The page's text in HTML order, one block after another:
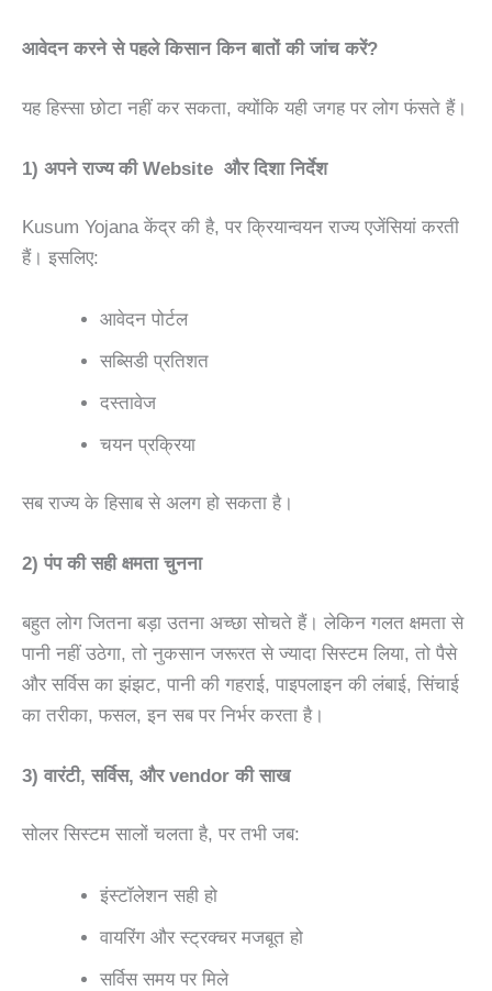
आवेदन करने से पहले किसान किन बातों की जांच करें?
यह हिस्सा छोटा नहीं कर सकता, क्योंकि यही जगह पर लोग फंसते हैं।
1) अपने राज्य की Website और दिशा निर्देश
Kusum Yojana केंद्र की है, पर क्रियान्वयन राज्य एजेंसियां करती
हैं। इसलिए:
आवेदन पोर्टल
सब्सिडी प्रतिशत
दस्तावेज
चयन प्रक्रिया
सब राज्य के हिसाब से अलग हो सकता है।
2) पंप की सही क्षमता चुनना
बहुत लोग जितना बड़ा उतना अच्छा सोचते हैं। लेकिन गलत क्षमता से
पानी नहीं उठेगा, तो नुकसान जरूरत से ज्यादा सिस्टम लिया, तो पैसे
और सर्विस का झंझट, पानी की गहराई, पाइपलाइन की लंबाई, सिंचाई
का तरीका, फसल, इन सब पर निर्भर करता है।
3) वारंटी, सर्विस, और vendor की साख
सोलर सिस्टम सालों चलता है, पर तभी जब:
इंस्टॉलेशन सही हो
वायरिंग और स्ट्रक्चर मजबूत हो
सर्विस समय पर मिले